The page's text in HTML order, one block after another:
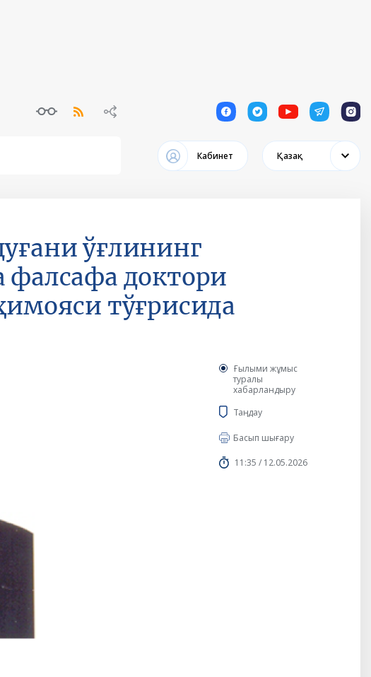
1 1 1 1 1
Кабинет Қазақ
ўғлининг
фалсафа доктори
тўғрисида
Ғылыми жұмыс
туралы
хабарландыру
Таңдау
Басып шығару
11:35 / 12.05.2026